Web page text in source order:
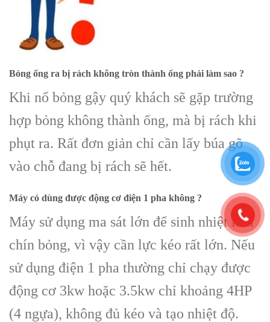
Bỏng ống ra bị rách không tròn thành ống phải làm sao ?
Khi nổ bỏng gậy quý khách sẽ gặp trường
hợp bỏng không thành ống, mà bị rách khi
phụt ra. Rất đơn giản chỉ cần lấy búa gõ
vào chỗ đang bị rách sẽ hết.
Máy có dùng được động cơ điện 1 pha không ?
Máy sử dụng ma sát lớn để sinh nhiệt làm
chín bỏng, vì vậy cần lực kéo rất lớn. Nếu
sử dụng điện 1 pha thường chỉ chạy được
động cơ 3kw hoặc 3.5kw chỉ khoảng 4HP
(4 ngựa), không đủ kéo và tạo nhiệt độ.